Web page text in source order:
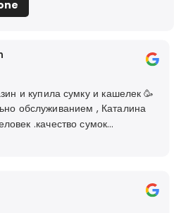
и купила сумку и кашелек 🥳
обслуживанием , Каталина
.качество сумок